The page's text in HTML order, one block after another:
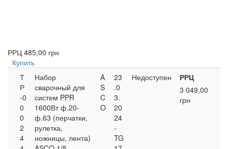
РРЦ 485,00 грн
Купить
Т
Р
-0
0
0
2
4
Набор
сварочный для
систем PPR
1600Вт ф.20-
ф.63 (перчатки,
рулетка,
ножницы, лента)
A
S
C
O
23
.0
3.
20
24
-
TG
Недоступен
РРЦ
3 049,00
грн